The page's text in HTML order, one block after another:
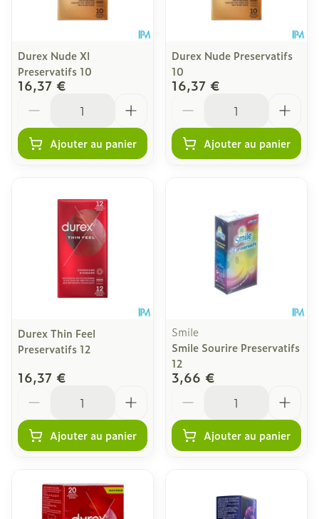
Durex Nude Xl
Preservatifs 10
16,37 €
Ajouter au panier
Durex Nude Preservatifs
10
16,37 €
Ajouter au panier
Durex Thin Feel
Preservatifs 12
16,37 €
Ajouter au panier
Smile
Smile Sourire Preservatifs
12
3,66 €
Ajouter au panier